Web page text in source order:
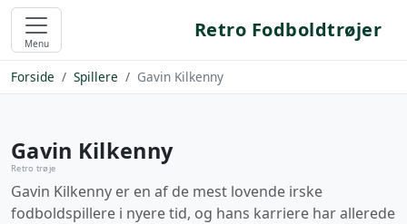
Menu
Retro Fodboldtrøjer
Forside Spillere Gavin Kilkenny
Gavin Kilkenny
Retro trøje
Gavin Kilkenny er en af de mest lovende irske
fodboldspillere i nyere tid, og hans karriere har allerede